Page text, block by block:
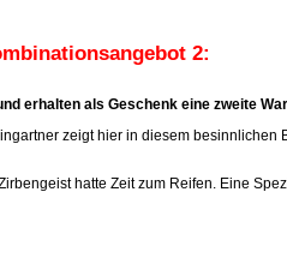
2:
erhalten als Geschenk eine zweite
zeigt hier in diesem besinnlichen
hatte Zeit zum Reifen. Eine